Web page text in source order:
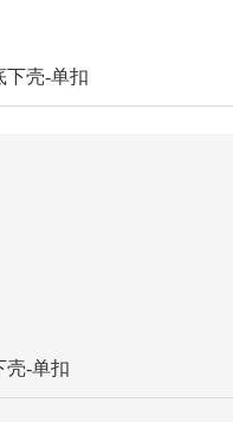
下壳-单扣
壳-单扣